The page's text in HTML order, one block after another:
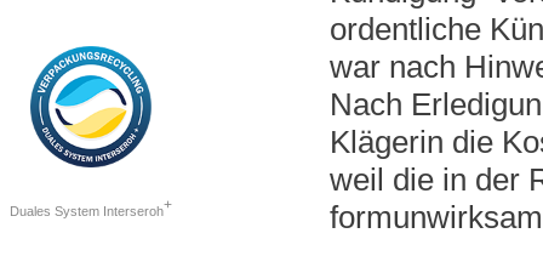
Duales System Interseroh+
ordentliche
war nach
Nach
Klägerin die
weil die in der